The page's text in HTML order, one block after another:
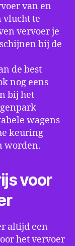
van en
vlucht te
vervoer je
bij de
de best
nog eens
bij het
wagens
keuring
worden.
voor
altijd een
het vervoer